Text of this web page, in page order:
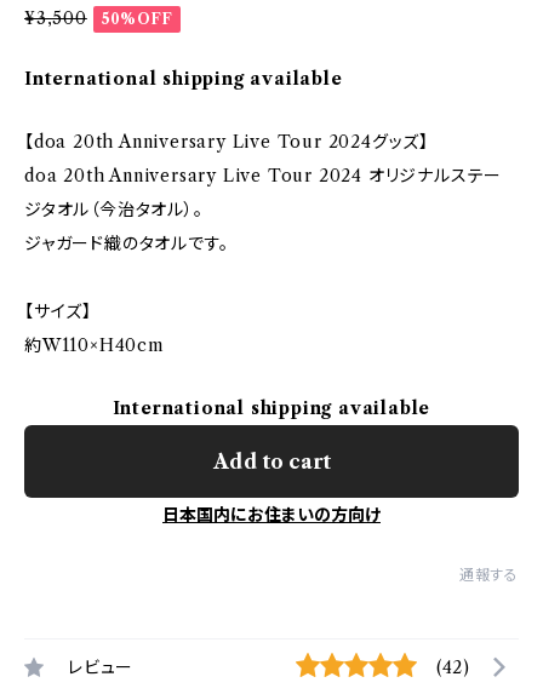
¥3,500 50%OFF
International shipping available
【doa 20th Anniversary Live Tour 2024グッズ】
doa 20th Anniversary Live Tour 2024 オリジナルステー
ジタオル（今治タオル）。
ジャガード織のタオルです。
【サイズ】
約W110×H40cm
International shipping available
Add to cart
日本国内にお住まいの方向け
通報する
レビュー (42)